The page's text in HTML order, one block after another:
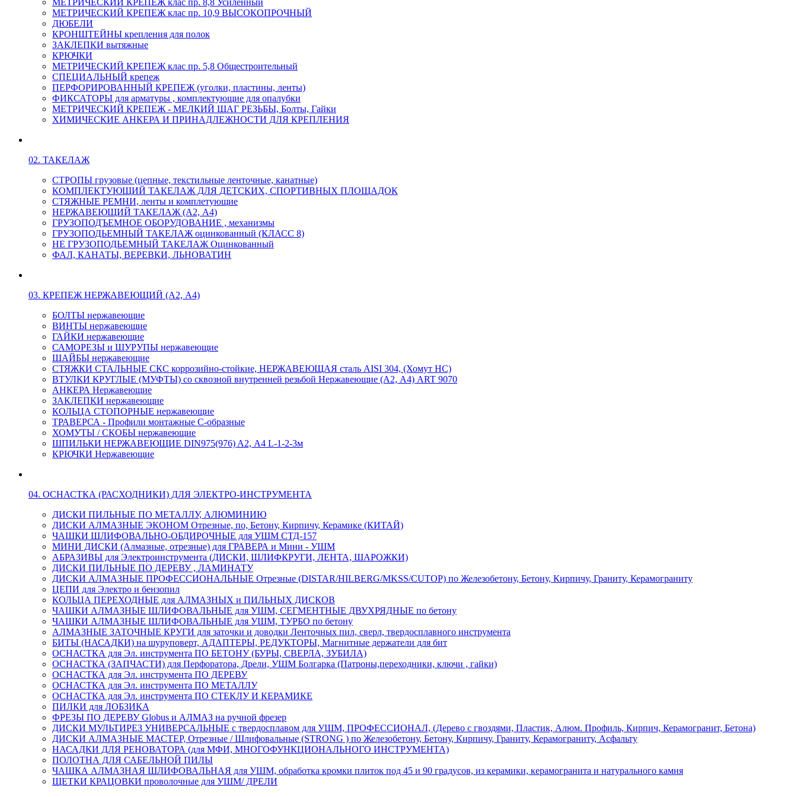
МЕТРИЧЕСКИЙ КРЕПЕЖ клас пр. 8,8 Усиленный
МЕТРИЧЕСКИЙ КРЕПЕЖ клас пр. 10,9 ВЫСОКОПРОЧНЫЙ
ДЮБЕЛИ
КРОНШТЕЙНЫ крепления для полок
ЗАКЛЕПКИ вытяжные
КРЮЧКИ
МЕТРИЧЕСКИЙ КРЕПЕЖ клас пр. 5,8 Общестроительный
СПЕЦИАЛЬНЫЙ крепеж
ПЕРФОРИРОВАННЫЙ КРЕПЕЖ (уголки, пластины, ленты)
ФИКСАТОРЫ для арматуры , комплектующие для опалубки
МЕТРИЧЕСКИЙ КРЕПЕЖ - МЕЛКИЙ ШАГ РЕЗЬБЫ, Болты, Гайки
ХИМИЧЕСКИЕ АНКЕРА И ПРИНАДЛЕЖНОСТИ ДЛЯ КРЕПЛЕНИЯ
02. ТАКЕЛАЖ
СТРОПЫ грузовые (цепные, текстильные ленточные, канатные)
КОМПЛЕКТУЮЩИЙ ТАКЕЛАЖ ДЛЯ ДЕТСКИХ, СПОРТИВНЫХ ПЛОЩАДОК
СТЯЖНЫЕ РЕМНИ, ленты и комплетующие
НЕРЖАВЕЮЩИЙ ТАКЕЛАЖ (А2, А4)
ГРУЗОПОДЪЕМНОЕ ОБОРУДОВАНИЕ , механизмы
ГРУЗОПОДЬЕМНЫЙ ТАКЕЛАЖ оцинкованный (КЛАСС 8)
НЕ ГРУЗОПОДЬЕМНЫЙ ТАКЕЛАЖ Оцинкованный
ФАЛ, КАНАТЫ, ВЕРЕВКИ, ЛЬНОВАТИН
03. КРЕПЕЖ НЕРЖАВЕЮЩИЙ (А2, А4)
БОЛТЫ нержавеющие
ВИНТЫ нержавеющие
ГАЙКИ нержавеющие
САМОРЕЗЫ и ШУРУПЫ нержавеющие
ШАЙБЫ нержавеющие
СТЯЖКИ СТАЛЬНЫЕ СКС коррозийно-стойкие, НЕРЖАВЕЮЩАЯ сталь AISI 304, (Хомут НС)
ВТУЛКИ КРУГЛЫЕ (МУФТЫ) со сквозной внутренней резьбой Нержавеющие (А2, А4) ART 9070
АНКЕРА Нержавеющие
ЗАКЛЕПКИ нержавеющие
КОЛЬЦА СТОПОРНЫЕ нержавеющие
ТРАВЕРСА - Профили монтажные С-образные
ХОМУТЫ / СКОБЫ нержавеющие
ШПИЛЬКИ НЕРЖАВЕЮЩИЕ DIN975(976) A2, А4 L-1-2-3м
КРЮЧКИ Нержавеющие
04. ОСНАСТКА (РАСХОДНИКИ) ДЛЯ ЭЛЕКТРО-ИНСТРУМЕНТА
ДИСКИ ПИЛЬНЫЕ ПО МЕТАЛЛУ, АЛЮМИНИЮ
ДИСКИ АЛМАЗНЫЕ ЭКОНОМ Отрезные, по, Бетону, Кирпичу, Керамике (КИТАЙ)
ЧАШКИ ШЛИФОВАЛЬНО-ОБДИРОЧНЫЕ для УШМ СТД-157
МИНИ ДИСКИ (Алмазные, отрезные) для ГРАВЕРА и Мини - УШМ
АБРАЗИВЫ для Электроинструмента (ДИСКИ, ШЛИФКРУГИ, ЛЕНТА, ШАРОЖКИ)
ДИСКИ ПИЛЬНЫЕ ПО ДЕРЕВУ , ЛАМИНАТУ
ДИСКИ АЛМАЗНЫЕ ПРОФЕССИОНАЛЬНЫЕ Отрезные (DISTAR/HILBERG/MKSS/CUTOP) по Железобетону, Бетону, Кирпичу, Граниту, Керамограниту
ЦЕПИ для Электро и бензопил
КОЛЬЦА ПЕРЕХОДНЫЕ для АЛМАЗНЫХ и ПИЛЬНЫХ ДИСКОВ
ЧАШКИ АЛМАЗНЫЕ ШЛИФОВАЛЬНЫЕ для УШМ, СЕГМЕНТНЫЕ ДВУХРЯДНЫЕ по бетону
ЧАШКИ АЛМАЗНЫЕ ШЛИФОВАЛЬНЫЕ для УШМ, ТУРБО по бетону
АЛМАЗНЫЕ ЗАТОЧНЫЕ КРУГИ для заточки и доводки Ленточных пил, сверл, твердосплавного инструмента
БИТЫ (НАСАДКИ) на шуруповерт, АДАПТЕРЫ, РЕДУКТОРЫ, Магнитные держатели для бит
ОСНАСТКА для Эл. инструмента ПО БЕТОНУ (БУРЫ, СВЕРЛА, ЗУБИЛА)
ОСНАСТКА (ЗАПЧАСТИ) для Перфоратора, Дрели, УШМ Болгарка (Патроны,переходники, ключи , гайки)
ОСНАСТКА для Эл. инструмента ПО ДЕРЕВУ
ОСНАСТКА для Эл. инструмента ПО МЕТАЛЛУ
ОСНАСТКА для Эл. инструмента ПО СТЕКЛУ И КЕРАМИКЕ
ПИЛКИ для ЛОБЗИКА
ФРЕЗЫ ПО ДЕРЕВУ Globus и АЛМАЗ на ручной фрезер
ДИСКИ МУЛЬТИРЕЗ УНИВЕРСАЛЬНЫЕ с твердосплавом для УШМ, ПРОФЕССИОНАЛ, (Дерево с гвоздями, Пластик, Алюм. Профиль, Кирпич, Керамогранит, Бетона)
ДИСКИ АЛМАЗНЫЕ МАСТЕР, Отрезные / Шлифовальные (STRONG ) по Железобетону, Бетону, Кирпичу, Граниту, Керамограниту, Асфальту
НАСАДКИ ДЛЯ РЕНОВАТОРА (для МФИ, МНОГОФУНКЦИОНАЛЬНОГО ИНСТРУМЕНТА)
ПОЛОТНА ДЛЯ САБЕЛЬНОЙ ПИЛЫ
ЧАШКА АЛМАЗНАЯ ШЛИФОВАЛЬНАЯ для УШМ, обработка кромки плиток под 45 и 90 градусов, из керамики, керамогранита и натурального камня
ЩЕТКИ КРАЦОВКИ проволочные для УШМ/ ДРЕЛИ